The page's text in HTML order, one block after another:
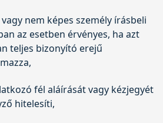
nem képes személy írásbeli
az esetben érvényes, ha azt
teljes bizonyító erejű
fél aláírását vagy kézjegyét
hitelesíti,